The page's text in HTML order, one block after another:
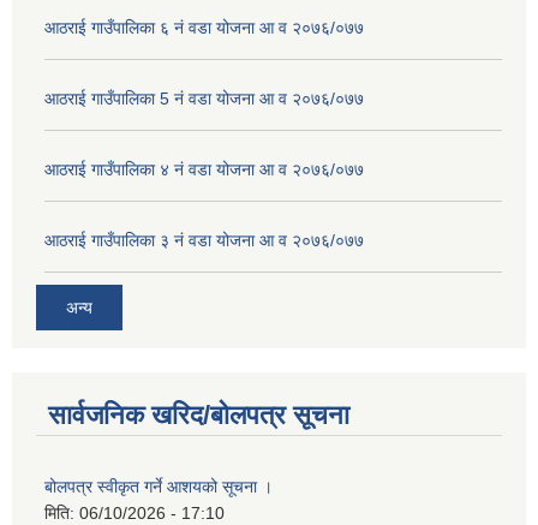
आठराई गाउँपालिका ६ नं वडा योजना आ व २०७६/०७७
आठराई गाउँपालिका 5 नं वडा योजना आ व २०७६/०७७
आठराई गाउँपालिका ४ नं वडा योजना आ व २०७६/०७७
आठराई गाउँपालिका ३ नं वडा योजना आ व २०७६/०७७
अन्य
सार्वजनिक खरिद/बोलपत्र सूचना
बोलपत्र स्वीकृत गर्ने आशयको सूचना ।
मिति: 06/10/2026 - 17:10